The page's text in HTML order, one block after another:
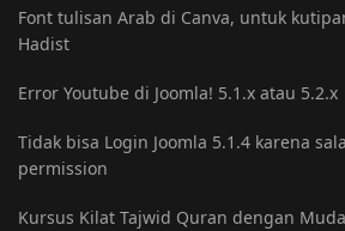
Font tulisan Arab di Canva, untuk
Hadist
Error Youtube di Joomla! 5.1.x atau 5.2.x
Tidak bisa Login Joomla 5.1.4 karena
permission
Kursus Kilat Tajwid Quran dengan